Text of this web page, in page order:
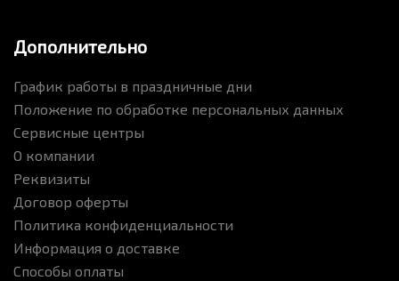
Дополнительно
График работы в праздничные дни
Положение по обработке персональных данных
Сервисные центры
О компании
Реквизиты
Договор оферты
Политика конфиденциальности
Информация о доставке
Способы оплаты